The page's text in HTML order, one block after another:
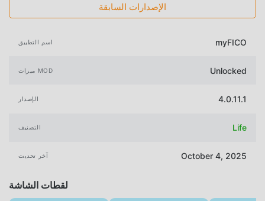
الإصدارات السابقة
اسم التطبيق myFICO
ميزات MOD Unlocked
الإصدار 4.0.11.1
التصنيف Life
آخر تحديث October 4, 2025
لقطات الشاشة